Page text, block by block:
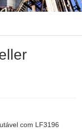
com LF3196